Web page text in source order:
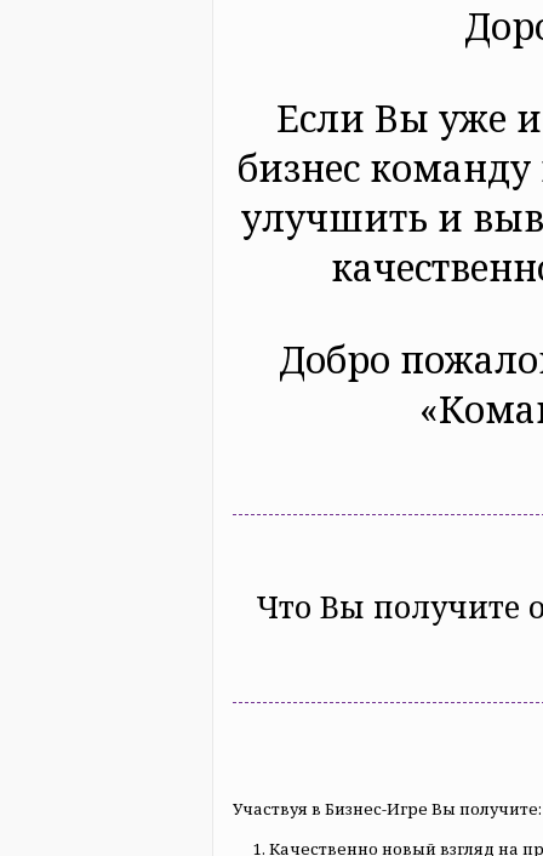
Если Вы уже
бизнес
улучшить и
Добро
Что Вы получите
Участвуя в Бизнес-Игре Вы получите:
Качественно новый взгляд на